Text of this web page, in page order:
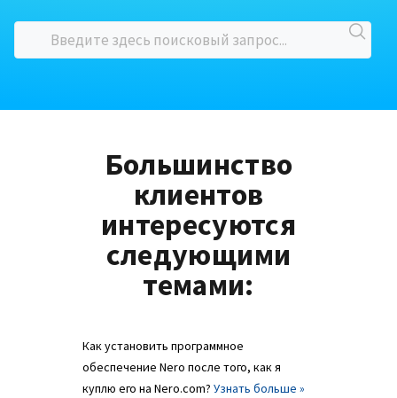
Большинство
клиентов
интересуются
следующими
темами:
Как установить программное
обеспечение Nero после того, как я
куплю его на Nero.com? Узнать больше »